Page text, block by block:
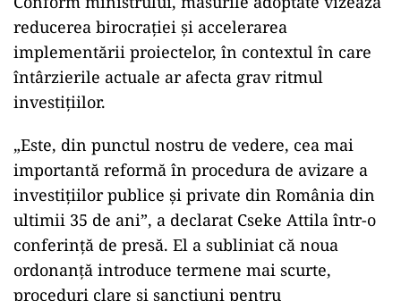
reducerea birocrației și accelerarea
implementării proiectelor, în contextul în care
întârzierile actuale ar afecta gravritmul
investițiilor.
„Este, din punctul nostru de vedere, cea mai
importantă reformă în procedura de avizare a
investiţiilorpublice şi private din România din
ultimii 35 de ani”, a declarat Cseke Attila într-o
conferință de presă. El a subliniat că noua
ordonanță introduce termene mai scurte,
proceduri clare și sancțiuni pentru